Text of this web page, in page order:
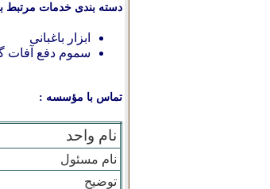
دسته بندی خدمات مرتبط
ابزار باغبانی
سموم دفع آفات
تماس با مؤسسه :
نام واحد
نام مسئول
توضیح